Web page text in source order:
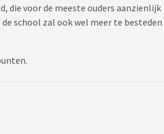
die voor de meeste ouders aanzienlijk
school zal ook wel meer te besteden